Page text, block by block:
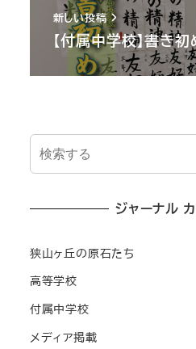
新しい投稿
【付属中学校】書き
ジャーナル
狭山ヶ丘の原石たち
高等学校
付属中学校
メディア掲載